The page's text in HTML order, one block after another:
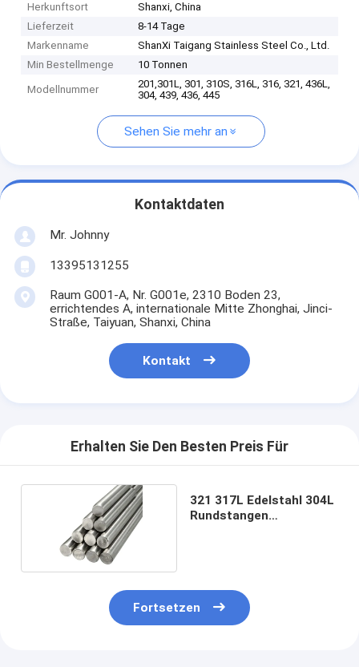
Herkunftsort
Shanxi, China
Lieferzeit
8-14 Tage
Markenname
ShanXi Taigang Stainless Steel Co., Ltd.
Min Bestellmenge
10 Tonnen
Modellnummer
201,301L, 301, 310S, 316L, 316, 321, 436L,
304, 439, 436, 445
Sehen Sie mehr an
Kontaktdaten
Mr. Johnny
13395131255
Raum G001-A, Nr. G001e, 2310 Boden 23,
errichtendes A, internationale Mitte Zhonghai, Jinci-
Straße, Taiyuan, Shanxi, China
Kontakt
Erhalten Sie Den Besten Preis Für
321 317L Edelstahl 304L
Rundstangen
Fortsetzen